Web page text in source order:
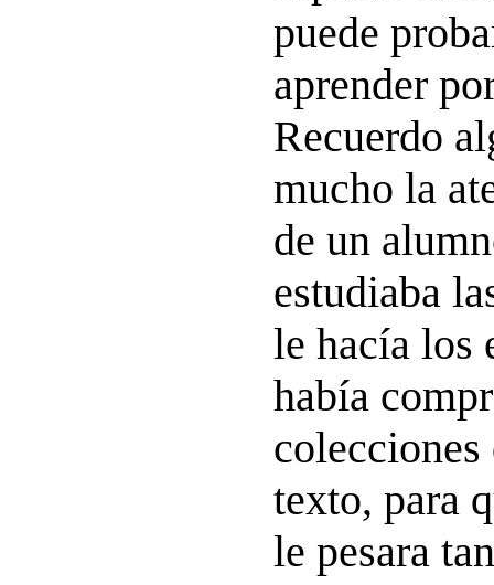
puede
aprender
Recuerdo
mucho la
de un
estudiaba
le hacía los
había
texto, para
le pesara